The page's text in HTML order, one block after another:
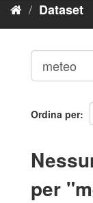
Dataset
Ordina per
per